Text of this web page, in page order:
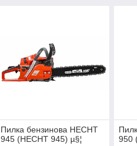
Пилка бензинова HECHT
945 (HECHT 945) µ§¦
950